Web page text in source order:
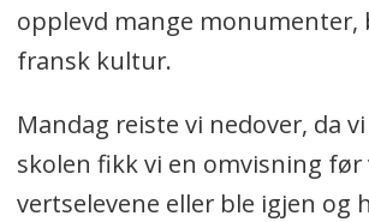
opplevd mange monumenter,
fransk kultur.
Mandag reiste vi nedover, da
skolen fikk vi en omvisning
vertselevene eller ble igjen og